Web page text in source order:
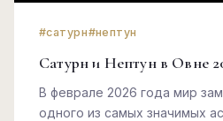
#сатурн#нептун
Сатурн и Нептун в Овне
В феврале 2026 года мир
одного из самых значимых